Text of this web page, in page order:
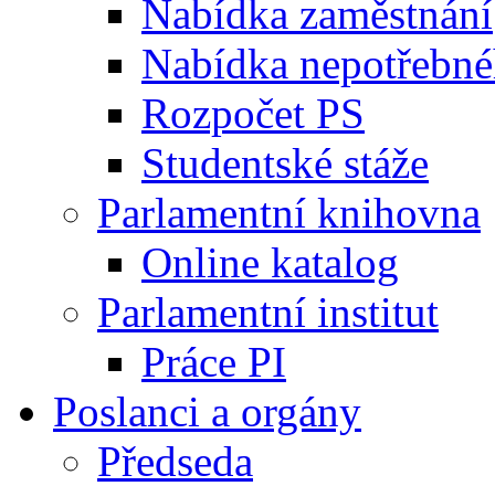
Nabídka zaměstnání
Nabídka
Rozpočet PS
Studentské stáže
Parlamentní knihovna
Online katalog
Parlamentní institut
Práce PI
Poslanci a orgány
Předseda